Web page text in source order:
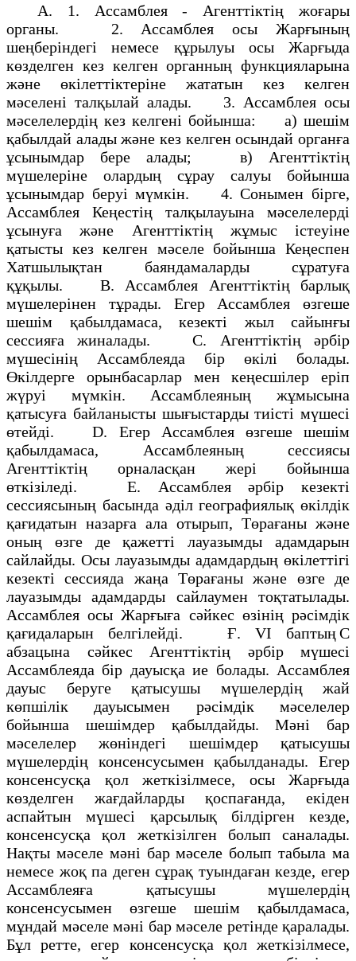
А. 1. Ассамблея - Агенттіктің жоғары
органы. 2. Ассамблея осы Жарғының
шеңберіндегі немесе құрылуы осы Жарғыда
көзделген кез келген органның функцияларына
және өкілеттіктеріне жататын кез келген
мәселені талқылай алады. 3. Ассамблея осы
мәселелердің кез келгені бойынша: а) шешім
қабылдай алады және кез келген осындай органға
ұсынымдар бере алады; в) Агенттіктің
мүшелеріне олардың сұрау салуы бойынша
ұсынымдар беруі мүмкін. 4. Сонымен бірге,
Ассамблея Кеңестің талқылауына мәселелерді
ұсынуға және Агенттіктің жұмыс істеуіне
қатысты кез келген мәселе бойынша Кеңеспен
Хатшылықтан баяндамаларды сұратуға
құқылы. В. Ассамблея Агенттіктің барлық
мүшелерінен тұрады. Егер Ассамблея өзгеше
шешім қабылдамаса, кезекті жыл сайынғы
сессияға жиналады. С. Агенттіктің әрбір
мүшесінің Ассамблеяда бір өкілі болады.
Өкілдерге орынбасарлар мен кеңесшілер еріп
жүруі мүмкін. Ассамблеяның жұмысына
қатысуға байланысты шығыстарды тиісті мүшесі
өтейді. D. Егер Ассамблея өзгеше шешім
қабылдамаса, Ассамблеяның сессиясы
Агенттіктің орналасқан жері бойынша
өткізіледі. Е. Ассамблея әрбір кезекті
сессиясының басында әділ географиялық өкілдік
қағидатын назарға ала отырып, Төрағаны және
оның өзге де қажетті лауазымды адамдарын
сайлайды. Осы лауазымды адамдардың өкілеттігі
кезекті сессияда жаңа Төрағаны және өзге де
лауазымды адамдарды сайлаумен тоқтатылады.
Ассамблея осы Жарғыға сәйкес өзінің рәсімдік
қағидаларын белгілейді. Ғ. VI баптың С
абзацына сәйкес Агенттіктің әрбір мүшесі
Ассамблеяда бір дауысқа ие болады. Ассамблея
дауыс беруге қатысушы мүшелердің жай
көпшілік дауысымен рәсімдік мәселелер
бойынша шешімдер қабылдайды. Мәні бар
мәселелер жөніндегі шешімдер қатысушы
мүшелердің консенсусымен қабылданады. Егер
консенсусқа қол жеткізілмесе, осы Жарғыда
көзделген жағдайларды қоспағанда, екіден
аспайтын мүшесі қарсылық білдірген кезде,
консенсусқа қол жеткізілген болып саналады.
Нақты мәселе мәні бар мәселе болып табыла ма
немесе жоқ па деген сұрақ туындаған кезде, егер
Ассамблеяға қатысушы мүшелердің
консенсусымен өзгеше шешім қабылдамаса,
мұндай мәселе мәні бар мәселе ретінде қаралады.
Бұл ретте, егер консенсусқа қол жеткізілмесе,